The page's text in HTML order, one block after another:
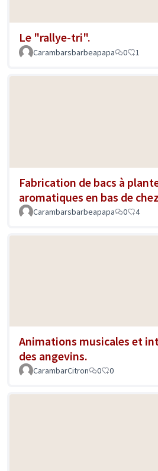
Le "rallye-tri".
Carambarsbarbeapapa
0 1
Fabrication de bacs à
aromatiques en bas de
Carambarsbarbeapapa 0 4
Animations musicales et
des angevins.
CarambarCitron 0 0